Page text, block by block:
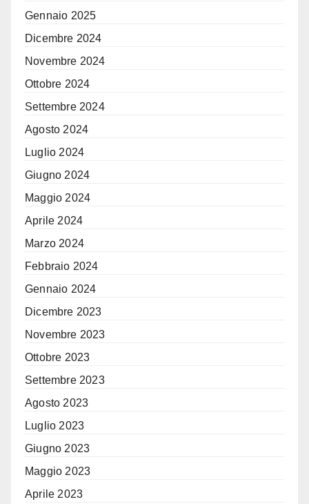
Gennaio 2025
Dicembre 2024
Novembre 2024
Ottobre 2024
Settembre 2024
Agosto 2024
Luglio 2024
Giugno 2024
Maggio 2024
Aprile 2024
Marzo 2024
Febbraio 2024
Gennaio 2024
Dicembre 2023
Novembre 2023
Ottobre 2023
Settembre 2023
Agosto 2023
Luglio 2023
Giugno 2023
Maggio 2023
Aprile 2023